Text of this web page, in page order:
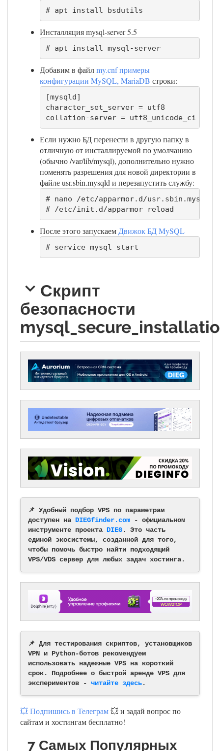
# apt install bsdutils
Инсталляция mysql-server 5.5
# apt install mysql-server
Добавим в файлmy.cnf примеры
конфигурации MySQL, MariaDB строки:
[mysqld]
character_set_server = utf8
collation-server = utf8_unicode_ci
Если нужно БД перенести в другую папку в
отличную от инсталлируемой по умолчанию
(обычно /var/lib/mysql), дополнительно нужно
поменять разрешения для новой директории в
файле usr.sbin.mysqld и перезапустить службу:
# nano /etc/apparmor.d/usr.sbin.mysqld
# /etc/init.d/apparmor reload
После этого запускаем Движок БД MySQL
# service mysql start
Скрипт
безопасности
📌 Удобный подбор VPS по параметрам
доступен на DIEGfinder.com - официальном
инструменте проекта DIEG. Это часть
единой экосистемы, созданной для того,
чтобы помочь быстро найти подходящий
VPS/VDS сервер для любых задач хостинга.
📌 Для тестирования скриптов, установщиков
VPN и Python-ботов рекомендуем
использовать надежные VPS на короткий
срок. Подробнее о быстрой аренде VPS для
экспериментов - читайте здесь.
💥 Подпишись в Телеграм💥 и задай вопрос по
сайтам и хостингам бесплатно!
7 Самых Популярных